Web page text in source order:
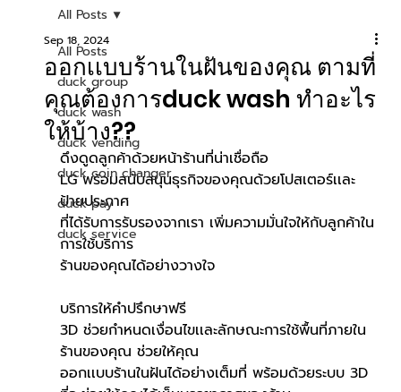
All Posts
duck group
duck wash
duck vending
duck coin changer
duck pay
duck service
All Posts
ออกเเบบร้านในฝันของคุณ ตามที่
คุณต้องการduck wash ทำอะไร
ให้บ้าง??
Sep 18, 2024
ดึงดูดลูกค้าด้วยหน้าร้านที่น่าเชื่อถือ
LG พร้อมสนับสนุนธุรกิจของคุณด้วยโปสเตอร์เเละ
ป้ายประกาศ
ที่ได้รับการรับรองจากเรา เพิ่มความมั่นใจให้กับลูกค้าใน
การใช้บริการ
ร้านของคุณได้อย่างวางใจ
บริการให้คำปรึกษาฟรี
3D ช่วยกำหนดเงื่อนไขเเละลักษณะการใช้พื้นที่ภายใน
ร้านของคุณ ช่วยให้คุณ
ออกเเบบร้านในฝันได้อย่างเต็มที่ พร้อมด้วยระบบ 3D